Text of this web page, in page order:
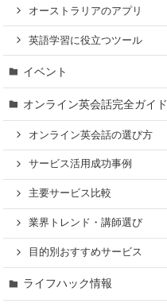
オーストラリアのアプリ
英語学習に役立つツール
イベント
オンライン英会話完全ガイド
オンライン英会話の選び方
サービス活用成功事例
主要サービス比較
業界トレンド・講師選び
目的別おすすめサービス
ライフハック情報